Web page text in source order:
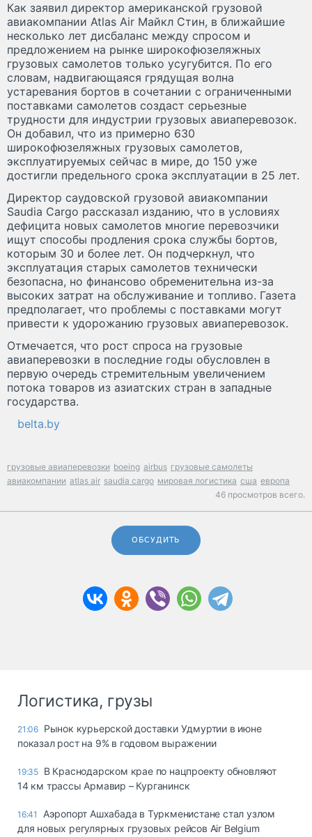
Как заявил директор американской грузовой
авиакомпании Atlas Air Майкл Стин, в ближайшие
несколько лет дисбаланс между спросом и
предложением на рынке широкофюзеляжных
грузовых самолетов только усугубится. По его
словам, надвигающаяся грядущая волна
устаревания бортов в сочетании с ограниченными
поставками самолетов создаст серьезные
трудности для индустрии грузовых авиаперевозок.
Он добавил, что из примерно 630
широкофюзеляжных грузовых самолетов,
эксплуатируемых сейчас в мире, до 150 уже
достигли предельного срока эксплуатации в 25 лет.
Директор саудовской грузовой авиакомпании
Saudia Cargo рассказал изданию, что в условиях
дефицита новых самолетов многие перевозчики
ищут способы продления срока службы бортов,
которым 30 и более лет. Он подчеркнул, что
эксплуатация старых самолетов технически
безопасна, но финансово обременительна из-за
высоких затрат на обслуживание и топливо. Газета
предполагает, что проблемы с поставками могут
привести к удорожанию грузовых авиаперевозок.
Отмечается, что рост спроса на грузовые
авиаперевозки в последние годы обусловлен в
первую очередь стремительным увеличением
потока товаров из азиатских стран в западные
государства.
belta.by
грузовые авиаперевозки boeing airbus грузовые самолеты
авиакомпании atlas air saudia cargo мировая логистика сша европа
46 просмотров всего.
ОБСУДИТЬ
Логистика, грузы
21:06 Рынок курьерской доставки Удмуртии в июне
показал рост на 9% в годовом выражении
19:35 В Краснодарском крае по нацпроекту обновляют
14 км трассы Армавир – Курганинск
16:41
Аэропорт Ашхабада в Туркменистане стал узлом
для новых регулярных грузовых рейсов Air Belgium